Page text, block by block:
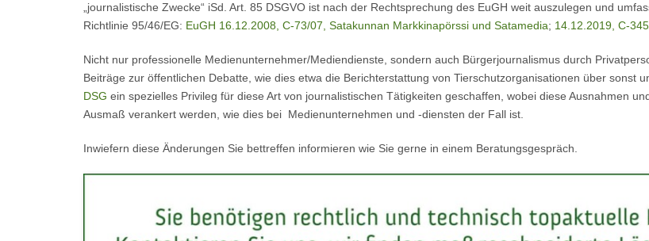
„journalistische Zwecke“ iSd. Art. 85 DSGVO ist nach der Rechtsprechung des EuGH weit auszulegen und
Richtlinie 95/46/EG: EuGH 16.12.2008, C-73/07, Satakunnan Markkinapörssi und Satamedia; 14.12.2019, C-
Nicht nur professionelle Medienunternehmer/Mediendienste, sondern auch Bürgerjournalismus durch
Beiträge zur öffentlichen Debatte, wie dies etwa die Berichterstattung von Tierschutzorganisationen über sonst
DSG ein spezielles Privileg für diese Art von journalistischen Tätigkeiten geschaffen, wobei diese Ausnahmen
Ausmaß verankert werden, wie dies bei Medienunternehmen und -diensten der Fall ist.
Inwiefern diese Änderungen Sie bettreffen informieren wie Sie gerne in einem Beratungsgespräch.